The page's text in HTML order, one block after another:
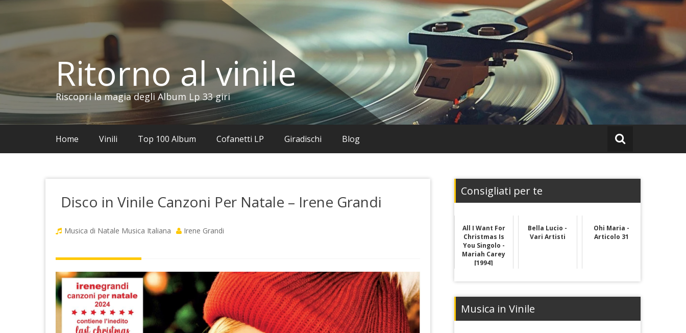
contenuto
Ritorno al vinile
Riscopri la magia degli Album Lp 33 giri
Home Vinili Top 100 Album Cofanetti LP Giradischi Blog
Disco in Vinile Canzoni Per Natale – Irene Grandi
Musica di Natale Musica Italiana Irene Grandi
Consigliati per te
All I Want For
Christmas Is
You Singolo -
Mariah Carey
[1994]
Bella Lucio -
Vari Artisti
Ohi Maria -
Articolo 31
Musica in Vinile